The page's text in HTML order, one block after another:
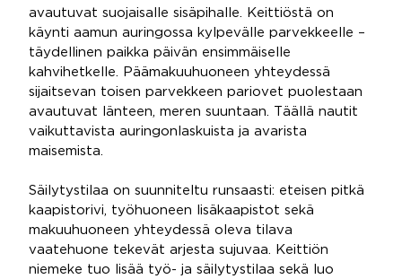
avautuvat suojaisalle sisäpihalle. Keittiöstä on
käynti aamun auringossa kylpevälle parvekkeelle –
täydellinen paikka päivän ensimmäiselle
kahvihetkelle. Päämakuuhuoneen yhteydessä
sijaitsevan toisen parvekkeen pariovet puolestaan
avautuvat länteen, meren suuntaan. Täällä nautit
vaikuttavista auringonlaskuista ja avarista
maisemista.
Säilytystilaa on suunniteltu runsaasti: eteisen pitkä
kaapistorivi, työhuoneen lisäkaapistot sekä
makuuhuoneen yhteydessä oleva tilava
vaatehuone tekevät arjesta sujuvaa. Keittiön
niemeke tuo lisää työ- ja säilytystilaa sekä luo